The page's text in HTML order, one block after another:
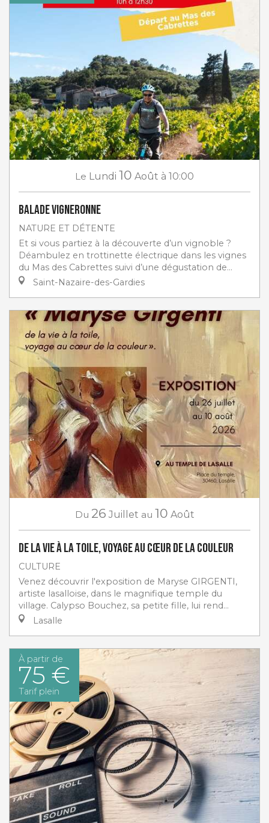
Le Lundi 10 Août à 10:00
Balade Vigneronne
NATURE ET DÉTENTE
Et si vous partiez à la découverte d’un vignoble ?
Déambulez en trottinette électrique dans les vignes
du Mas des Cabrettes suivi d’une dégustation de...
Saint-Nazaire-des-Gardies
Du 26 Juillet au 10 Août
De la Vie à la Toile, Voyage au Cœur de la Couleur
CULTURE
Venez découvrir l'exposition de Maryse GIRGENTI,
artiste lasalloise, dans le magnifique temple du
village. Calypso Bouchez, sa petite fille, lui rend...
Lasalle
À partir de
75 €
Tarif plein